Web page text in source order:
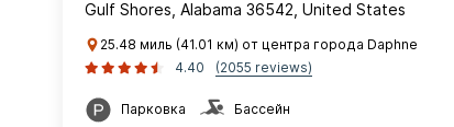
Gulf Shores, Alabama 36542, United States
25.48 миль (41.01 км) от центра города Daphne
4.40
(2055 reviews)
Парковка Бассейн